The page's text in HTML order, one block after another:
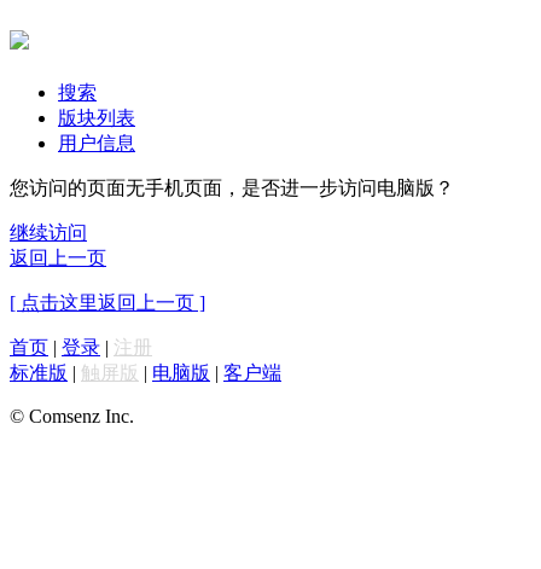
搜索
版块列表
用户信息
您访问的页面无手机页面，是否进一步访问电脑版？
继续访问
返回上一页
[ 点击这里返回上一页 ]
首页 | 登录 | 注册
标准版 | 触屏版 | 电脑版 | 客户端
© Comsenz Inc.